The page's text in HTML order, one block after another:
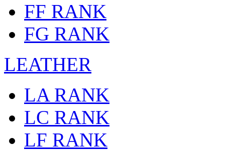
FF RANK
FG RANK
LEATHER
LA RANK
LC RANK
LF RANK